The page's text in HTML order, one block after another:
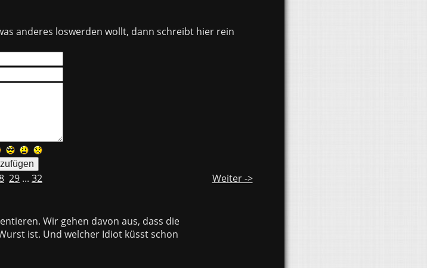
anderes loswerden wollt, dann schreibt hier rein
29 ... 32
Weiter ->
Wir gehen davon aus, dass die
ist. Und welcher Idiot küsst schon